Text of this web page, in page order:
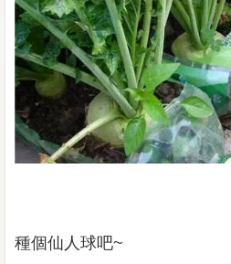
種個仙人球吧~